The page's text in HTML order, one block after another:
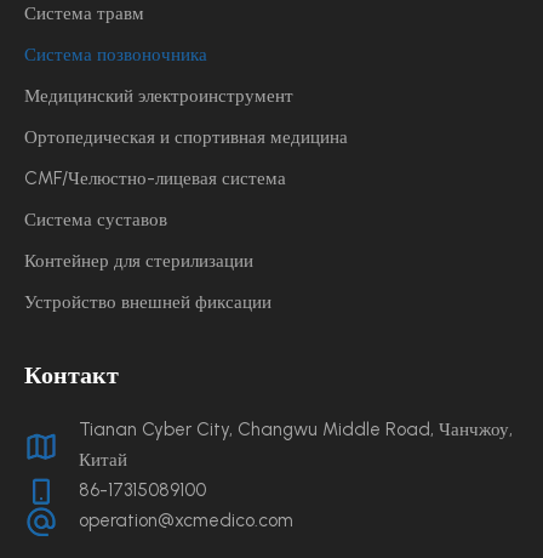
Система травм
Система позвоночника
Медицинский электроинструмент
Ортопедическая и спортивная медицина
CMF/Челюстно-лицевая система
Система суставов
Контейнер для стерилизации
Устройство внешней фиксации
Контакт
Tianan Cyber ​​City, Changwu Middle Road, Чанчжоу,
Китай
86-17315089100
operation@xcmedico.com